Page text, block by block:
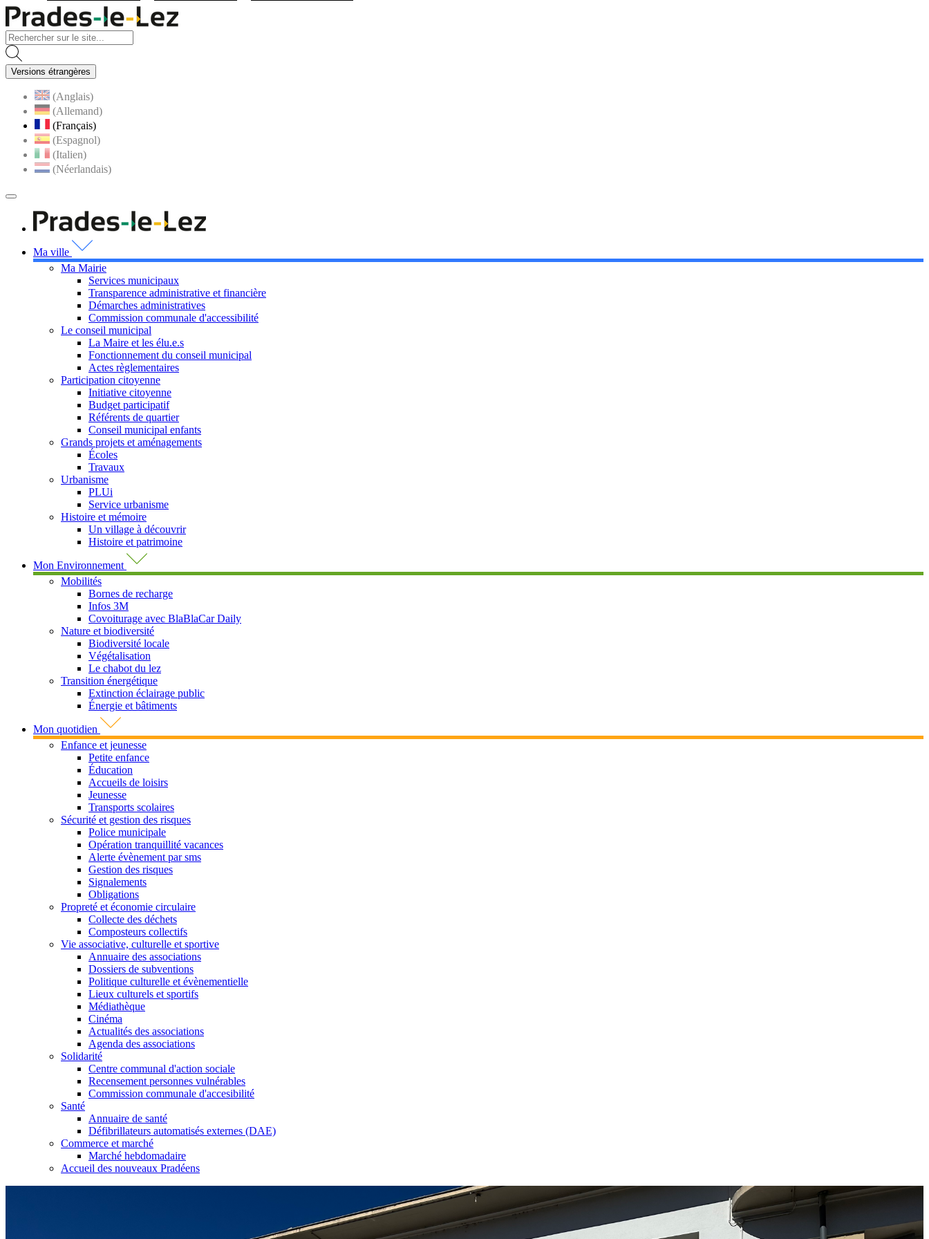
Versions étrangères
(Anglais)
(Allemand)
(Français)
(Espagnol)
(Italien)
(Néerlandais)
MENU
PRINCIPAL
Ma ville
Ma Mairie
Services municipaux
Transparence administrative et financière
Démarches administratives
Commission communale d'accessibilité
Le conseil municipal
La Maire et les élu.e.s
Fonctionnement du conseil municipal
Actes règlementaires
Participation citoyenne
Initiative citoyenne
Budget participatif
Référents de quartier
Conseil municipal enfants
Grands projets et aménagements
Écoles
Travaux
Urbanisme
PLUi
Service urbanisme
Histoire et mémoire
Un village à découvrir
Histoire et patrimoine
Mon Environnement
Mobilités
Bornes de recharge
Infos 3M
Covoiturage avec BlaBlaCar Daily
Nature et biodiversité
Biodiversité locale
Végétalisation
Le chabot du lez
Transition énergétique
Extinction éclairage public
Énergie et bâtiments
Mon quotidien
Enfance et jeunesse
Petite enfance
Éducation
Accueils de loisirs
Jeunesse
Transports scolaires
Sécurité et gestion des risques
Police municipale
Opération tranquillité vacances
Alerte évènement par sms
Gestion des risques
Signalements
Obligations
Propreté et économie circulaire
Collecte des déchets
Composteurs collectifs
Vie associative, culturelle et sportive
Annuaire des associations
Dossiers de subventions
Politique culturelle et évènementielle
Lieux culturels et sportifs
Médiathèque
Cinéma
Actualités des associations
Agenda des associations
Solidarité
Centre communal d'action sociale
Recensement personnes vulnérables
Commission communale d'accesibilité
Santé
Annuaire de santé
Défibrillateurs automatisés externes (DAE)
Commerce et marché
Marché hebdomadaire
Accueil des nouveaux Pradéens